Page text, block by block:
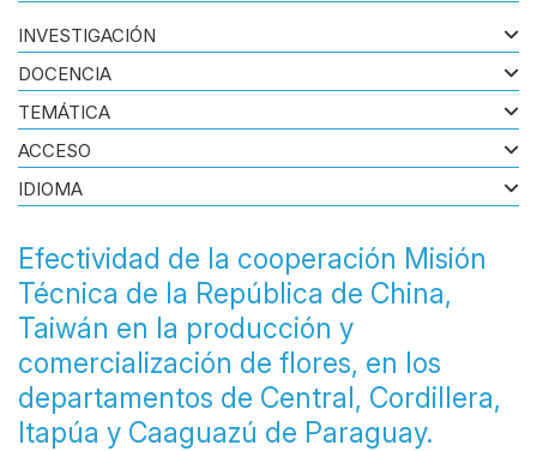
Efectividad de la cooperación Misión
Técnica de la República de China,
Taiwán en la producción y
comercialización de flores, en los
departamentos de Central, Cordillera,
Itapúa y Caaguazú de Paraguay.
INVESTIGACIÓN
DOCENCIA
TEMÁTICA
ACCESO
IDIOMA